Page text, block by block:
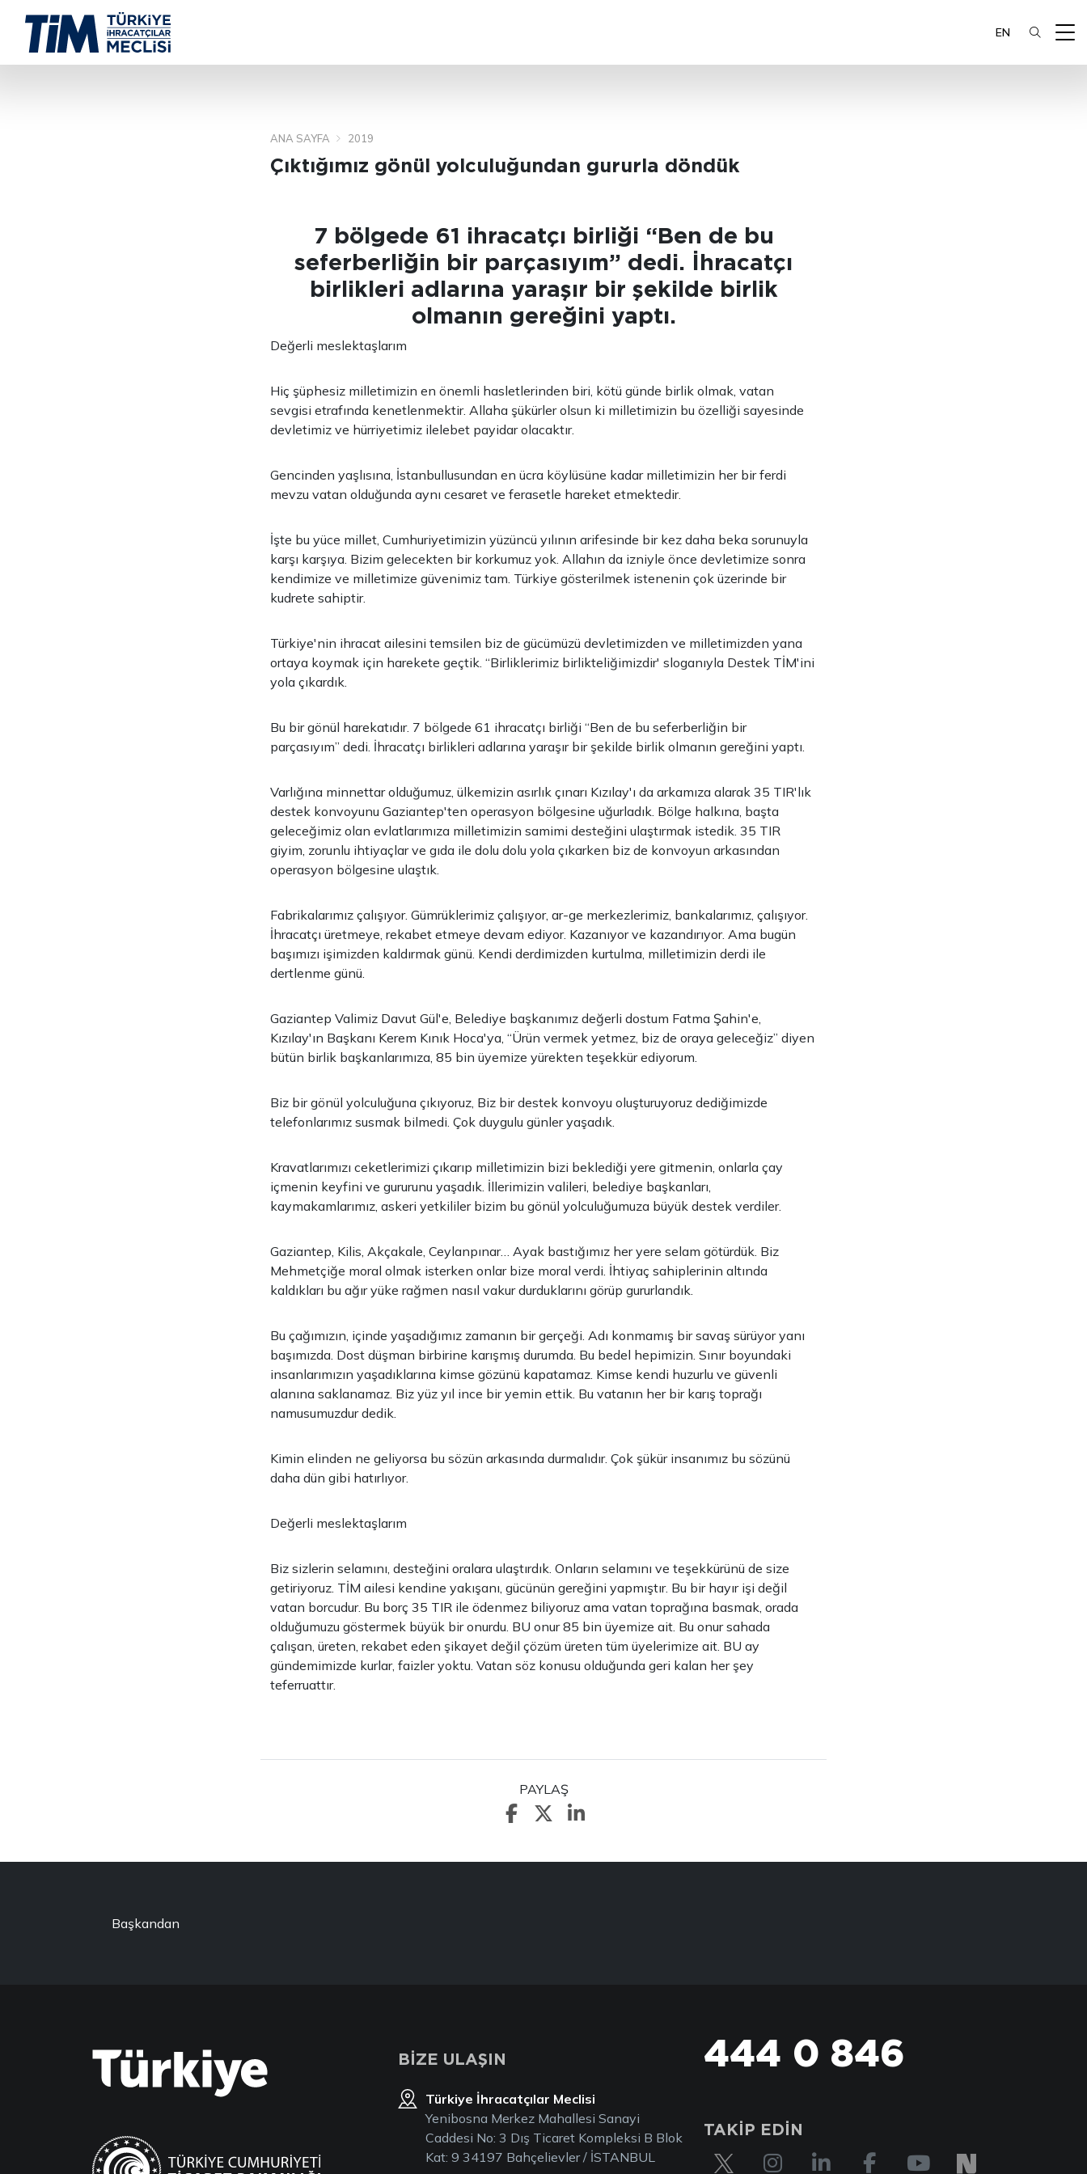
EN
ANA SAYFA 2019
Çıktığımız gönül yolculuğundan gururla döndük
7 bölgede 61 ihracatçı birliği “Ben de bu
seferberliğin bir parçasıyım” dedi. İhracatçı
birlikleri adlarına yaraşır bir şekilde birlik
olmanın gereğini yaptı.
Değerli meslektaşlarım
Hiç şüphesiz milletimizin en önemli hasletlerinden biri, kötü günde birlik olmak, vatan
sevgisi etrafında kenetlenmektir. Allaha şükürler olsun ki milletimizin bu özelliği sayesinde
devletimiz ve hürriyetimiz ilelebet payidar olacaktır.
Gencinden yaşlısına, İstanbullusundan en ücra köylüsüne kadar milletimizin her bir ferdi
mevzu vatan olduğunda aynı cesaret ve ferasetle hareket etmektedir.
İşte bu yüce millet, Cumhuriyetimizin yüzüncü yılının arifesinde bir kez daha beka sorunuyla
karşı karşıya. Bizim gelecekten bir korkumuz yok. Allahın da izniyle önce devletimize sonra
kendimize ve milletimize güvenimiz tam. Türkiye gösterilmek istenenin çok üzerinde bir
kudrete sahiptir.
Türkiye'nin ihracat ailesini temsilen biz de gücümüzü devletimizden ve milletimizden yana
ortaya koymak için harekete geçtik. “Birliklerimiz birlikteliğimizdir' sloganıyla Destek TİM'ini
yola çıkardık.
Bu bir gönül harekatıdır. 7 bölgede 61 ihracatçı birliği “Ben de bu seferberliğin bir
parçasıyım” dedi. İhracatçı birlikleri adlarına yaraşır bir şekilde birlik olmanın gereğini yaptı.
Varlığına minnettar olduğumuz, ülkemizin asırlık çınarı Kızılay'ı da arkamıza alarak 35 TIR'lık
destek konvoyunu Gaziantep'ten operasyon bölgesine uğurladık. Bölge halkına, başta
geleceğimiz olan evlatlarımıza milletimizin samimi desteğini ulaştırmak istedik. 35 TIR
giyim, zorunlu ihtiyaçlar ve gıda ile dolu dolu yola çıkarken biz de konvoyun arkasından
operasyon bölgesine ulaştık.
Fabrikalarımız çalışıyor. Gümrüklerimiz çalışıyor, ar-ge merkezlerimiz, bankalarımız, çalışıyor.
İhracatçı üretmeye, rekabet etmeye devam ediyor. Kazanıyor ve kazandırıyor. Ama bugün
başımızı işimizden kaldırmak günü. Kendi derdimizden kurtulma, milletimizin derdi ile
dertlenme günü.
Gaziantep Valimiz Davut Gül'e, Belediye başkanımız değerli dostum Fatma Şahin'e,
Kızılay'ın Başkanı Kerem Kınık Hoca'ya, “Ürün vermek yetmez, biz de oraya geleceğiz” diyen
bütün birlik başkanlarımıza, 85 bin üyemize yürekten teşekkür ediyorum.
Biz bir gönül yolculuğuna çıkıyoruz, Biz bir destek konvoyu oluşturuyoruz dediğimizde
telefonlarımız susmak bilmedi. Çok duygulu günler yaşadık.
Kravatlarımızı ceketlerimizi çıkarıp milletimizin bizi beklediği yere gitmenin, onlarla çay
içmenin keyfini ve gururunu yaşadık. İllerimizin valileri, belediye başkanları,
kaymakamlarımız, askeri yetkililer bizim bu gönül yolculuğumuza büyük destek verdiler.
Gaziantep, Kilis, Akçakale, Ceylanpınar… Ayak bastığımız her yere selam götürdük. Biz
Mehmetçiğe moral olmak isterken onlar bize moral verdi. İhtiyaç sahiplerinin altında
kaldıkları bu ağır yüke rağmen nasıl vakur durduklarını görüp gururlandık.
Bu çağımızın, içinde yaşadığımız zamanın bir gerçeği. Adı konmamış bir savaş sürüyor yanı
başımızda. Dost düşman birbirine karışmış durumda. Bu bedel hepimizin. Sınır boyundaki
insanlarımızın yaşadıklarına kimse gözünü kapatamaz. Kimse kendi huzurlu ve güvenli
alanına saklanamaz. Biz yüz yıl ince bir yemin ettik. Bu vatanın her bir karış toprağı
namusumuzdur dedik.
Kimin elinden ne geliyorsa bu sözün arkasında durmalıdır. Çok şükür insanımız bu sözünü
daha dün gibi hatırlıyor.
Değerli meslektaşlarım
Biz sizlerin selamını, desteğini oralara ulaştırdık. Onların selamını ve teşekkürünü de size
getiriyoruz. TİM ailesi kendine yakışanı, gücünün gereğini yapmıştır. Bu bir hayır işi değil
vatan borcudur. Bu borç 35 TIR ile ödenmez biliyoruz ama vatan toprağına basmak, orada
olduğumuzu göstermek büyük bir onurdu. BU onur 85 bin üyemize ait. Bu onur sahada
çalışan, üreten, rekabet eden şikayet değil çözüm üreten tüm üyelerimize ait. BU ay
gündemimizde kurlar, faizler yoktu. Vatan söz konusu olduğunda geri kalan her şey
teferruattır.
PAYLAŞ
Başkandan
BİZE ULAŞIN
Türkiye İhracatçılar Meclisi
Yenibosna Merkez Mahallesi Sanayi
Caddesi No: 3 Dış Ticaret Kompleksi B Blok
Kat: 9 34197 Bahçelievler / İSTANBUL
444 0 846
TAKİP EDİN